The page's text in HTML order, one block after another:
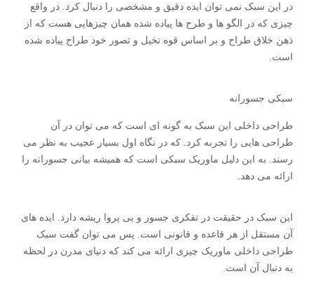
در این سبک نمی توان ایده دقیق و مشخصی را دنبال کرد. در واقع
چیزی که در الگو ها و طرح ها پیاده شده همان چیزهایی هست که از
ذهن خلاق طراح و بر اساس قوه تخیل و تصور خود طراح پیاده شده
است.
سبکی جسورانه
طراحی داخلی این سبک به گونه ای است که می توان در آن
طراحی هایی را تجربه کرد. که در نگاه اول بسیار عجیب به نظر می
رسند. به این دلیل ماوریک سبکی است که همیشه بیانی جسورانه را
ارائه می دهد.
این سبک در حقیقت در تفکری جسور و بی پروا ریشه دارد. ایده های
آن مستقل از هر قاعده و قانونی است. پس می توان گفت سبک
طراحی داخلی ماوریک چیزی ارائه می کند که دنیای مدرن در لحظه
به دنبال آن است.